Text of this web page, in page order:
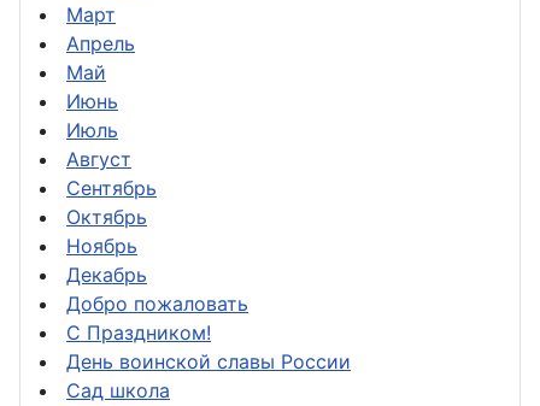
Март
Апрель
Май
Июнь
Июль
Август
Сентябрь
Октябрь
Ноябрь
Декабрь
Добро пожаловать
С Праздником!
День воинской славы России
Сад школа